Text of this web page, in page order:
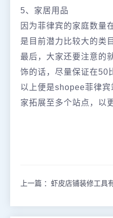
5、家居用品
因为菲律宾的家庭数量
是目前潜力比较大的类
最后，大家还要注意的
饰的话，尽量保证在50
以上便是shopee菲律
家拓展至多个站点，以
上一篇 ： 虾皮店铺装修工具